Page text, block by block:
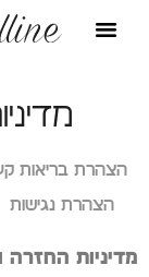
הצהרת בריאות
הצהרת נגישות
מדיניות